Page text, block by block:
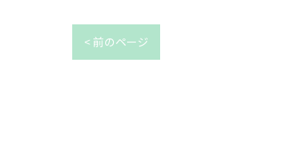
< 前のページ